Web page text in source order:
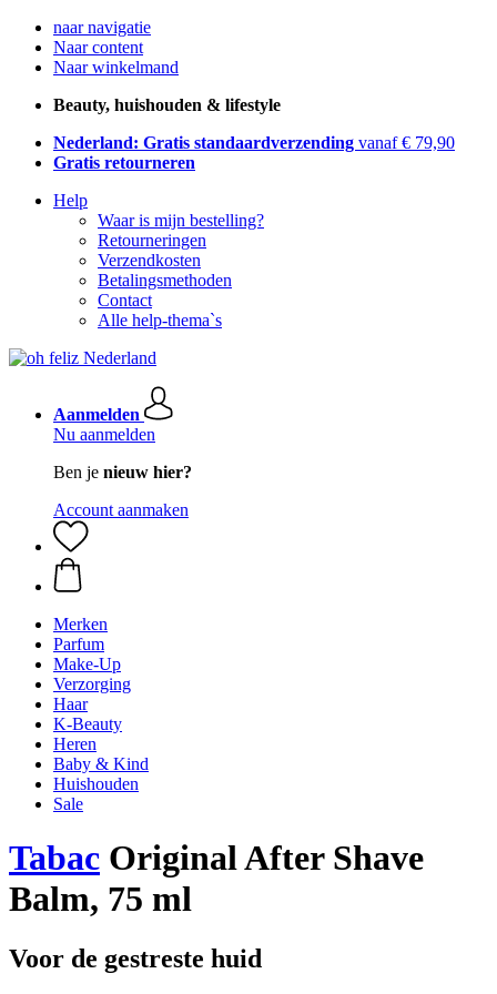
naar navigatie
Naar content
Naar winkelmand
Beauty, huishouden & lifestyle
Nederland: Gratis standaardverzending vanaf € 79,90
Gratis retourneren
Help
Waar is mijn bestelling?
Retourneringen
Verzendkosten
Betalingsmethoden
Contact
Alle help-thema`s
Aanmelden
Nu aanmelden
Ben je nieuw hier?
Account aanmaken
Merken
Parfum
Make-Up
Verzorging
Haar
K-Beauty
Heren
Baby & Kind
Huishouden
Sale
Tabac Original After Shave
Balm, 75 ml
Voor de gestreste huid